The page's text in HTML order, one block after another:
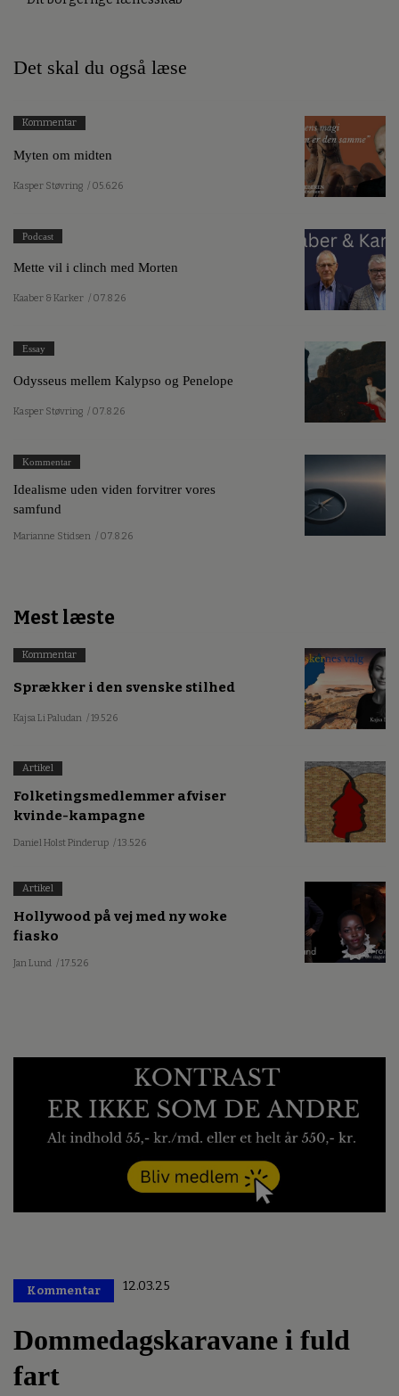
Det skal du også læse
Kommentar
Myten om midten
Kasper Støvring / 05.6.26
Podcast
Mette vil i clinch med Morten
Kaaber & Karker / 07.8.26
Essay
Odysseus mellem Kalypso og Penelope
Kasper Støvring / 07.8.26
Kommentar
Idealisme uden viden forvitrer vores
samfund
Marianne Stidsen / 07.8.26
Mest læste
Kommentar
Sprækker i den svenske stilhed
Kajsa Li Paludan / 19.5.26
Artikel
Folketingsmedlemmer afviser
kvinde-kampagne
Daniel Holst Pinderup / 13.5.26
Artikel
Hollywood på vej med ny woke
fiasko
Jan Lund / 17.5.26
Kommentar 12.03.25
Dommedagskaravane i fuld
fart